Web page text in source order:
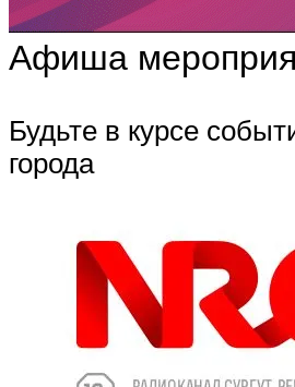
Афиша
Будьте в курсе
города